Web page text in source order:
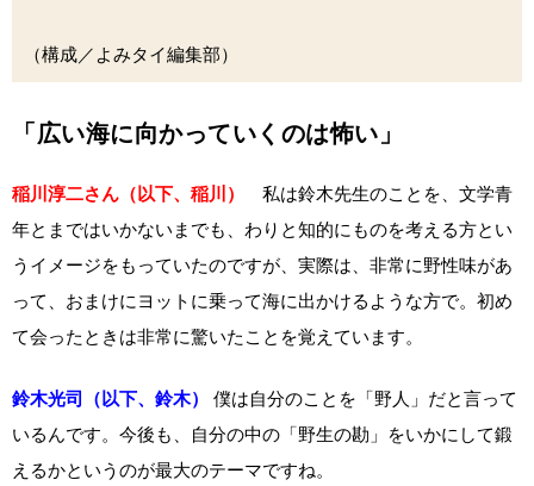
（構成／よみタイ編集部）
「広い海に向かっていくのは怖い」
稲川淳二さん（以下、稲川）
私は鈴木先生のことを、文学青
年とまではいかないまでも、わりと知的にものを考える方とい
うイメージをもっていたのですが、実際は、非常に野性味があ
って、おまけにヨットに乗って海に出かけるような方で。初め
て会ったときは非常に驚いたことを覚えています。
鈴木光司（以下、鈴木）
僕は自分のことを「野人」だと言って
いるんです。今後も、自分の中の「野生の勘」をいかにして鍛
えるかというのが最大のテーマですね。